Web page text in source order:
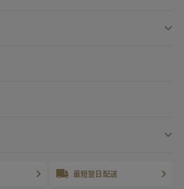
最短翌日配送